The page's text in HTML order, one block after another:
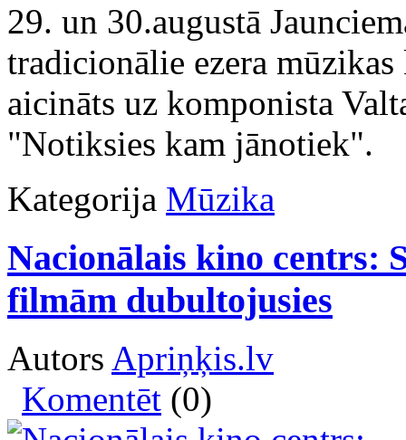
29. un 30.augustā
tradicionālie ezera
aicināts uz komponista
"Notiksies kam jānotiek".
Kategorija Mūzika
Nacionālais kino centrs:
filmām dubultojusies
Autors Apriņķis.lv
Komentēt (0)